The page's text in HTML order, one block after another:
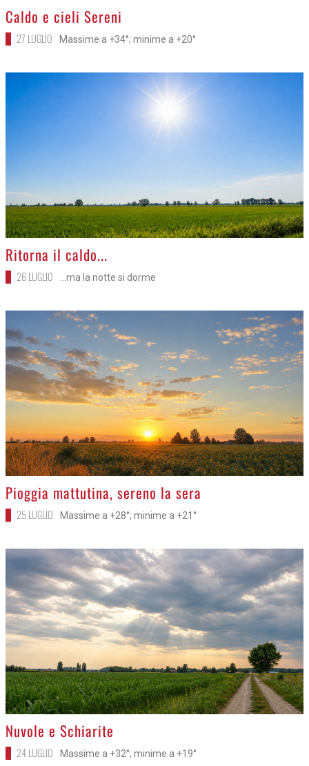
>
Caldo e cieli Sereni
27 LUGLIO Massime a +34°; minime a +20°
>
Ritorna il caldo...
26 LUGLIO ...ma la notte si dorme
>
Pioggia mattutina, sereno la sera
25 LUGLIO Massime a +28°; minime a +21°
>
Nuvole e Schiarite
24 LUGLIO Massime a +32°; minime a +19°